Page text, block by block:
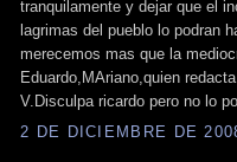
tranquilamente y dejar que el
lagrimas del pueblo lo podran
merecemos mas que la
Eduardo,MAriano,quien
V.Disculpa ricardo pero no lo
2 DE DICIEMBRE DE